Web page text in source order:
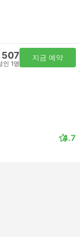
507
인 1명
지금 예약
4.7